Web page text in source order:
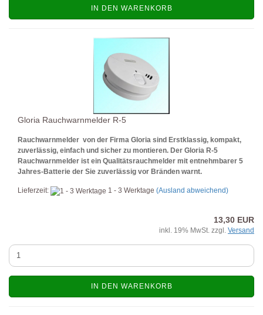
IN DEN WARENKORB
Gloria Rauchwarnmelder R-5
Rauchwarnmelder von der Firma Gloria sind Erstklassig, kompakt,
zuverlässig, einfach und sicher zu montieren. Der Gloria R-5
Rauchwarnmelder ist ein Qualitätsrauchmelder mit entnehmbarer 5
Jahres-Batterie der Sie zuverlässig vor Bränden warnt.
Lieferzeit: 1 - 3 Werktage (Ausland abweichend)
13,30 EUR
inkl. 19% MwSt. zzgl. Versand
IN DEN WARENKORB